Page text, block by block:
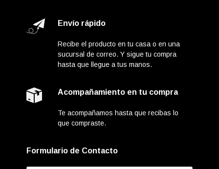
Envío rápido
Recibe el producto en tu casa o en una
sucursal de correo. Y sigue tu compra
hasta que llegue a tus manos.
Acompañamiento en tu compra
Te acompañamos hasta que recibas lo
que compraste.
Formulario de Contacto